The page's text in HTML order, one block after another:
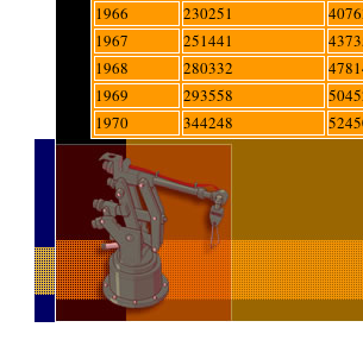
1966
230251
1967
251441
1968
280332
1969
293558
1970
344248